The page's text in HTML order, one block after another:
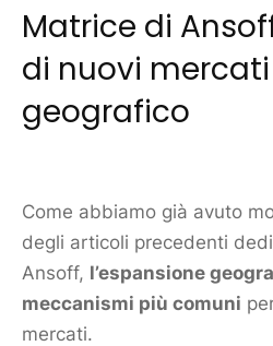
Matrice di
di nuovi
geografico
Come abbiamo già avuto
degli articoli precedenti
Ansoff, l’espansione
meccanismi più comuni
mercati.